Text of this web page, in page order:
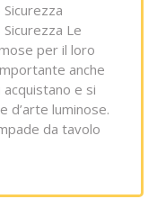
Le
per il loro
anche
e si
d’arte luminose.
da tavolo